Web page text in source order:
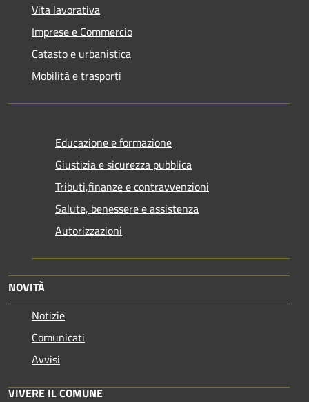
Vita lavorativa
Imprese e Commercio
Catasto e urbanistica
Mobilità e trasporti
Educazione e formazione
Giustizia e sicurezza pubblica
Tributi,finanze e contravvenzioni
Salute, benessere e assistenza
Autorizzazioni
NOVITÀ
Notizie
Comunicati
Avvisi
VIVERE IL COMUNE